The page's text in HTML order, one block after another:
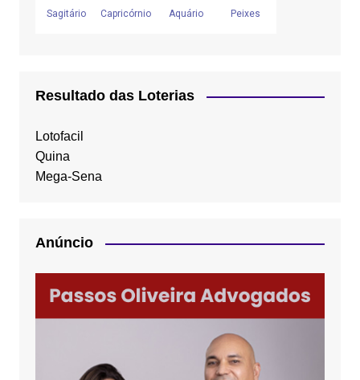
Resultado das Loterias
Lotofacil
Quina
Mega-Sena
Anúncio